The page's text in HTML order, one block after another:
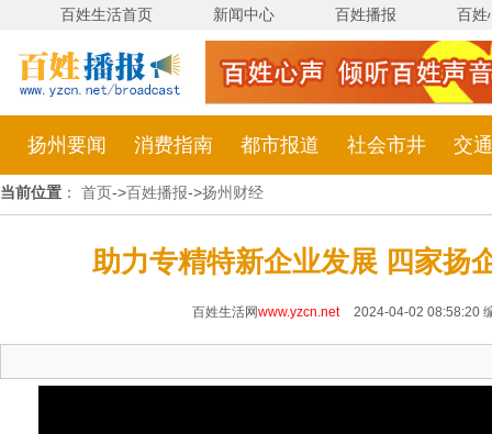
百姓生活首页 新闻中心 百姓播报 百姓
扬州要闻 消费指南 都市报道 社会市井 交
当前位置 ： 首页->百姓播报->扬州财经
助力专精特新企业发展 四家扬
百姓生活网www.yzcn.net 2024-04-02 08:58:20